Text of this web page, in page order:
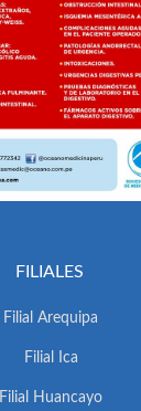
FILIALES
Filial Arequipa
Filial Ica
Filial Huancayo